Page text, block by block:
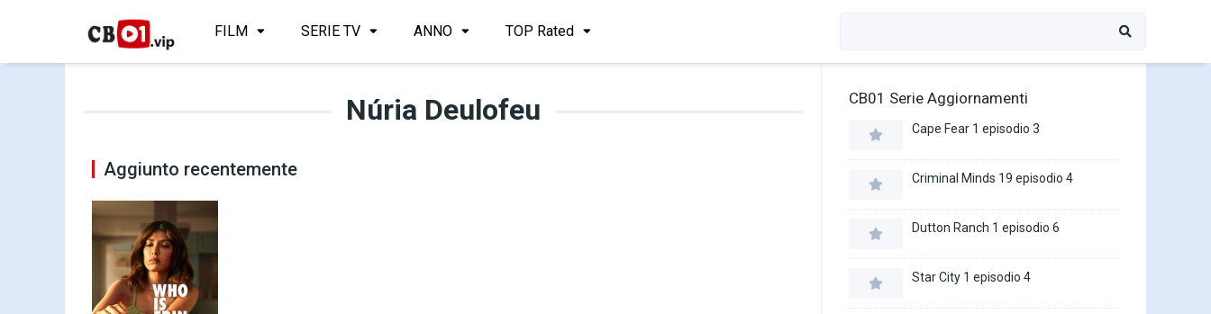
FILM SERIE TV ANNO TOP Rated
Núria Deulofeu
Aggiunto recentemente
CB01 Serie Aggiornamenti
Cape Fear 1 episodio 3
Criminal Minds 19 episodio 4
Dutton Ranch 1 episodio 6
Star City 1 episodio 4